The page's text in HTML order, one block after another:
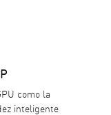
como la
inteligente